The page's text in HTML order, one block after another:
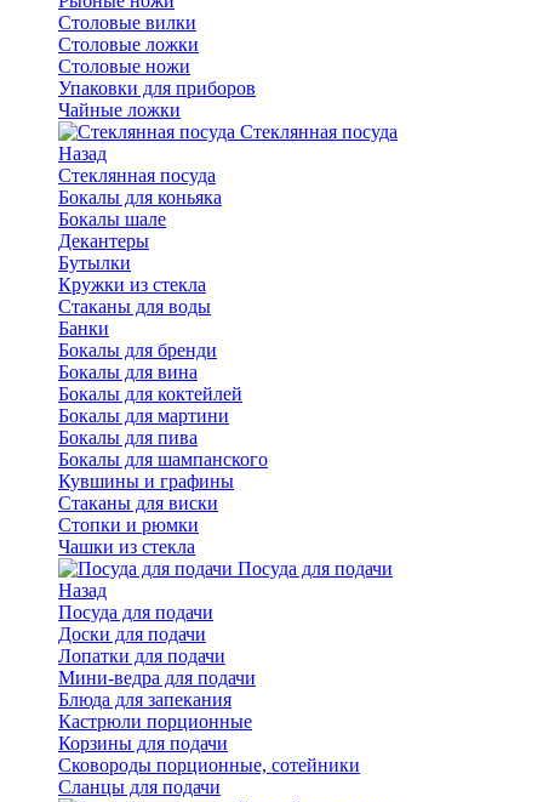
Столовые вилки
Столовые ложки
Столовые ножи
Упаковки для приборов
Чайные ложки
Стеклянная посуда
Назад
Стеклянная посуда
Бокалы для коньяка
Бокалы шале
Декантеры
Бутылки
Кружки из стекла
Стаканы для воды
Банки
Бокалы для бренди
Бокалы для вина
Бокалы для коктейлей
Бокалы для мартини
Бокалы для пива
Бокалы для шампанского
Кувшины и графины
Стаканы для виски
Стопки и рюмки
Чашки из стекла
Посуда для подачи
Назад
Посуда для подачи
Доски для подачи
Лопатки для подачи
Мини-ведра для подачи
Блюда для запекания
Кастрюли порционные
Корзины для подачи
Сковороды порционные, сотейники
Сланцы для подачи